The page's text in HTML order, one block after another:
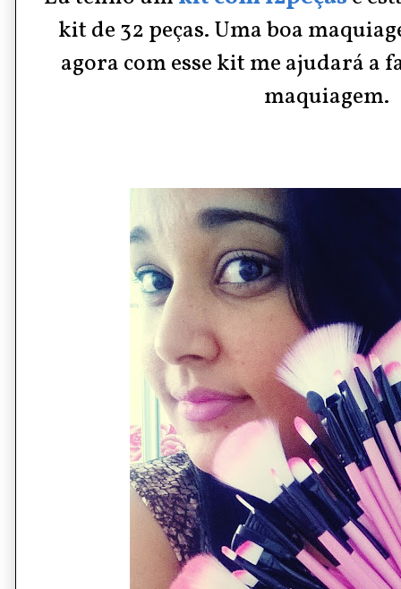
kit de 32 peças. Uma boa
agora com esse kit me ajudará a
maquiagem.